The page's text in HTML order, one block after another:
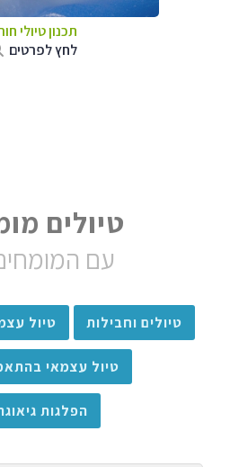
תכנון טיולי
לחץ לפרטים
טיולים
עם
טיולים וחבילות טיול
טיול עצמאי
הפלגות